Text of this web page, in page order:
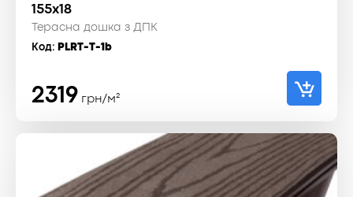
155x18
Терасна дошка з ДПК
Код: PLRT-T-1b
2319 грн/м²